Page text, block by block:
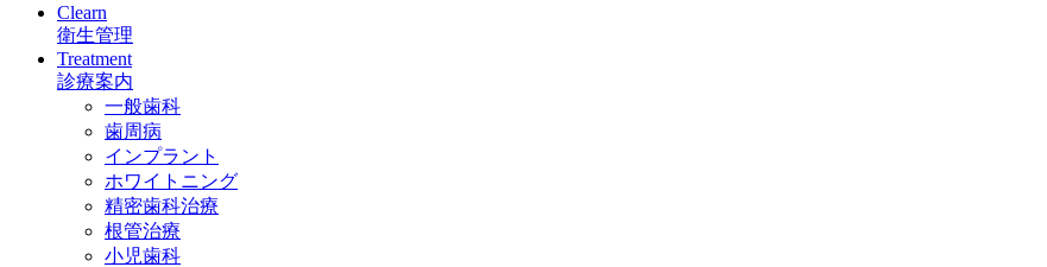
Clearn
衛生管理
Treatment
診療案内
一般歯科
歯周病
インプラント
ホワイトニング
精密歯科治療
根管治療
小児歯科